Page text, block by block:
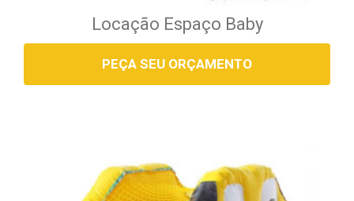
Locação Espaço Baby
PEÇA SEU ORÇAMENTO